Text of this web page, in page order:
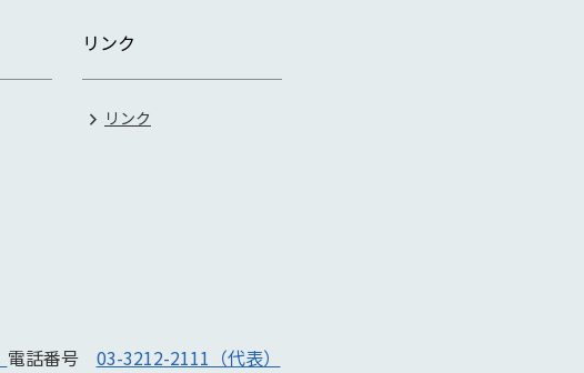
リンク
リンク
電話番号 03-3212-2111（代表）